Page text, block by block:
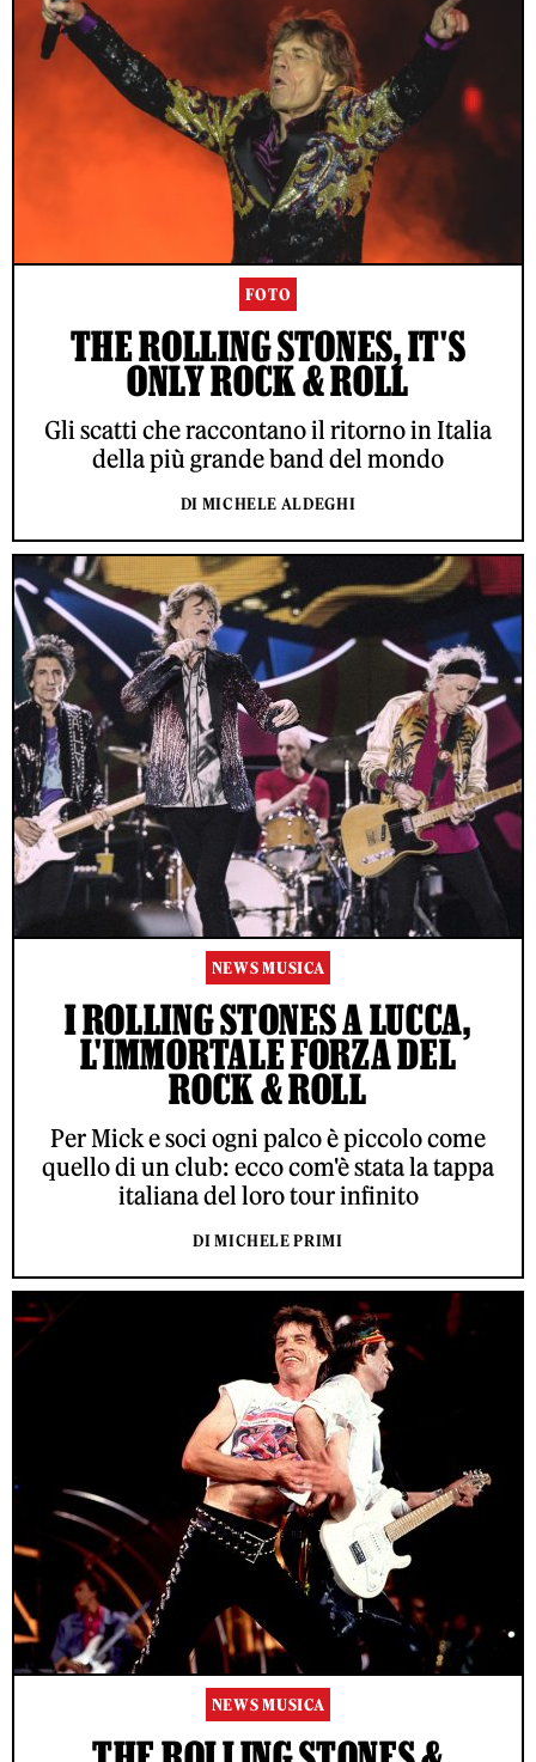
FOTO
THE ROLLING STONES, IT'S
ONLY ROCK & ROLL
Gli scatti che raccontano il ritorno in Italia
della più grande band del mondo
DI MICHELE ALDEGHI
NEWS MUSICA
I ROLLING STONES A LUCCA,
L'IMMORTALE FORZA DEL
ROCK & ROLL
Per Mick e soci ogni palco è piccolo come
quello di un club: ecco com'è stata la tappa
italiana del loro tour infinito
DI MICHELE PRIMI
NEWS MUSICA